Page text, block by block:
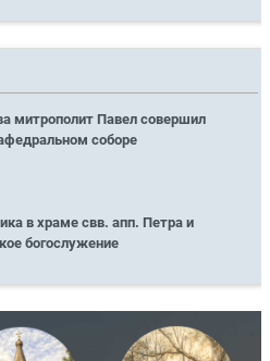
митрополит Павел совершил
соборе
в храме свв. апп. Петра и
богослужение